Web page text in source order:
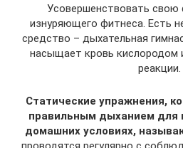
Усовершенствовать свою
изнуряющего фитнеса. Есть
средство – дыхательная
насыщает кровь кислородом
реакции.
Статические упражнения,
правильным дыханием для
домашних условиях,